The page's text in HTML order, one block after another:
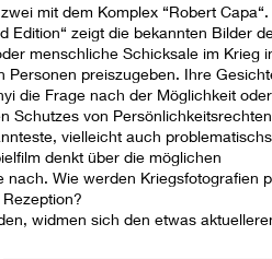
mit dem Komplex “Robert
Edition“ zeigt die bekannten Bilder
menschliche Schicksale im Krieg
preiszugeben. Ihre
die Frage nach der Möglichkeit
Schutzes von
vielleicht auch
denkt über die möglichen
Wie werden Kriegsfotografien
widmen sich den etwas